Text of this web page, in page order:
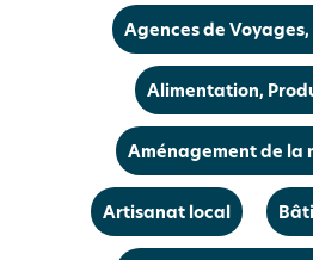
Agences de
Alimentation,
Aménagement de la
Artisanat local